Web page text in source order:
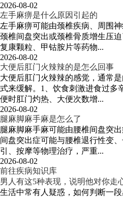
2026-08-02
左手麻痹是什么原因引起的
左手麻痹可能由颈椎疾病、周围
颈椎间盘突出或颈椎骨质增生压
复康颗粒、甲钴胺片等药物...
2026-08-02
大便后肛门火辣辣的是怎么回事
大便后肛门火辣辣的感觉，通常
式来缓解。1、饮食刺激进食过多
便时肛门灼热、大便次数增...
2026-08-02
腿麻脚麻手麻是怎么了
腿麻脚麻手麻可能由腰椎间盘突
间盘突出症可能与腰椎退行性变
引、按摩等物理治疗，严重...
2026-08-02
前往疾病知识库
男人有这5种表现，说明他对你走
生活中常有人疑惑，如何判断一